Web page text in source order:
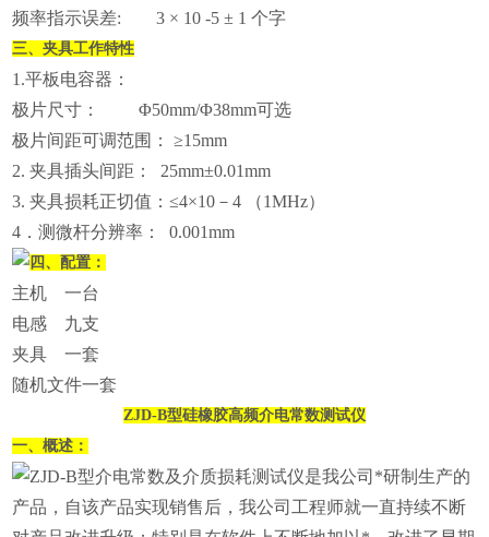
频率指示误差: 3 × 10 -5 ± 1 个字
三、夹具工作特性
1.平板电容器：
极片尺寸： Φ50mm/Φ38mm可选
极片间距可调范围： ≥15mm
2. 夹具插头间距： 25mm±0.01mm
3. 夹具损耗正切值：≤4×10－4 （1MHz）
4．测微杆分辨率： 0.001mm
四、配置：
主机 一台
电感 九支
夹具 一套
随机文件一套
ZJD-B型硅橡胶高频介电常数测试仪
一、概述：
ZJD-B型介电常数及介质损耗测试仪是我公司*研制生产的
产品，自该产品实现销售后，我公司工程师就一直持续不断